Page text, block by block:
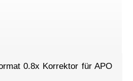
0.8x Korrektor für APO